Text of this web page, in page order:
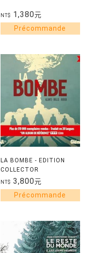
NT$ 1,380元
LA BOMBE - EDITION
COLLECTOR
COMMEMORATIVE
NT$ 3,800元